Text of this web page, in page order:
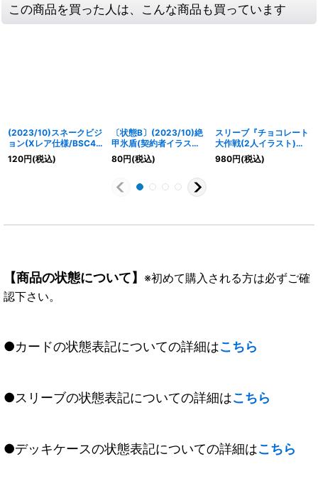
この商品を買った人は、こんな商品も買っています
(2023/10)スネークビジ
ョン(Xレア仕様/BSC41
収録)【C】{BS44-088}
《紫》
120円(税込)
〔状態B〕(2023/10)絶
甲氷盾(契約者イラスト)
【C】{SD56-RV009}
《白》
80円(税込)
スリーブ『チョコレート
大作戦(2人イラスト)』
50枚【-】{-}《サプラ
イ》
980円(税込)
【商品の状態について】 ※初めて購入される方は必ずご確
認下さい。
●カードの状態表記についての詳細はこちら
●スリーブの状態表記についての詳細はこちら
●デッキケースの状態表記についての詳細はこちら